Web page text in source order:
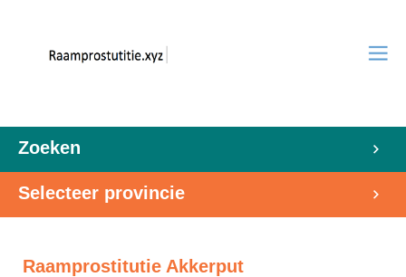
Zoeken
Selecteer provincie
Raamprostitutie Akkerput